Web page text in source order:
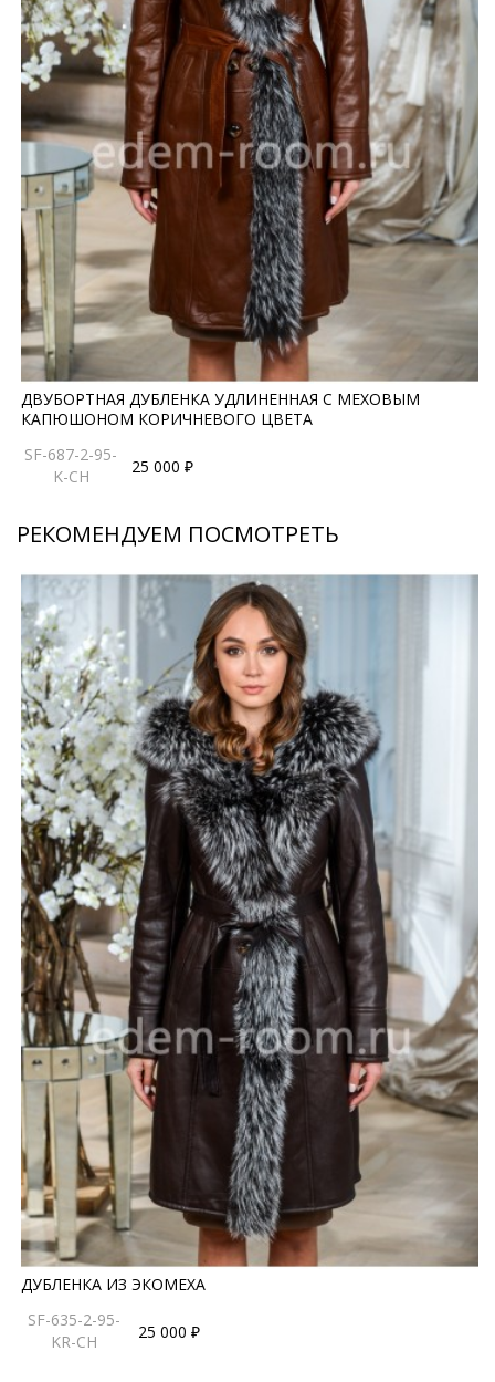
ДВУБОРТНАЯ ДУБЛЕНКА УДЛИНЕННАЯ С МЕХОВЫМ
КАПЮШОНОМ КОРИЧНЕВОГО ЦВЕТА
SF-687-2-95-
K-CH
25 000 ₽
РЕКОМЕНДУЕМ ПОСМОТРЕТЬ
ДУБЛЕНКА ИЗ ЭКОМЕХА
SF-635-2-95-
KR-CH
25 000 ₽